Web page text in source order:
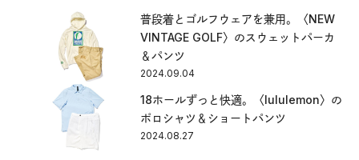
普段着とゴルフウェアを兼用。〈NEW
VINTAGE GOLF〉のスウェットパーカ
＆パンツ
2024.09.04
18ホールずっと快適。〈lululemon〉の
ポロシャツ＆ショートパンツ
2024.08.27